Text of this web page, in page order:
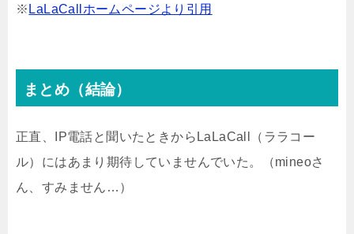
※ LaLaCallホームページより引用
まとめ（結論）
正直、IP電話と聞いたときからLaLaCall（ララコー
ル）にはあまり期待していませんでいた。（mineoさ
ん、すみません…）